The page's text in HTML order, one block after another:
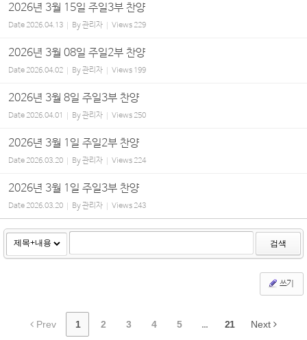
2026년 3월 15일 주일3부 찬양
Date2026.04.13 By관리자 Views229
2026년 3월 08일 주일2부 찬양
Date2026.04.02 By관리자 Views 199
2026년 3월 8일 주일3부 찬양
Date2026.04.01 By관리자 Views250
2026년 3월 1일 주일2부 찬양
Date2026.03.20 By관리자 Views224
2026년 3월 1일 주일3부 찬양
Date2026.03.20 By관리자 Views243
검색
쓰기
Prev 1 2 3 4 5 ... 21 Next